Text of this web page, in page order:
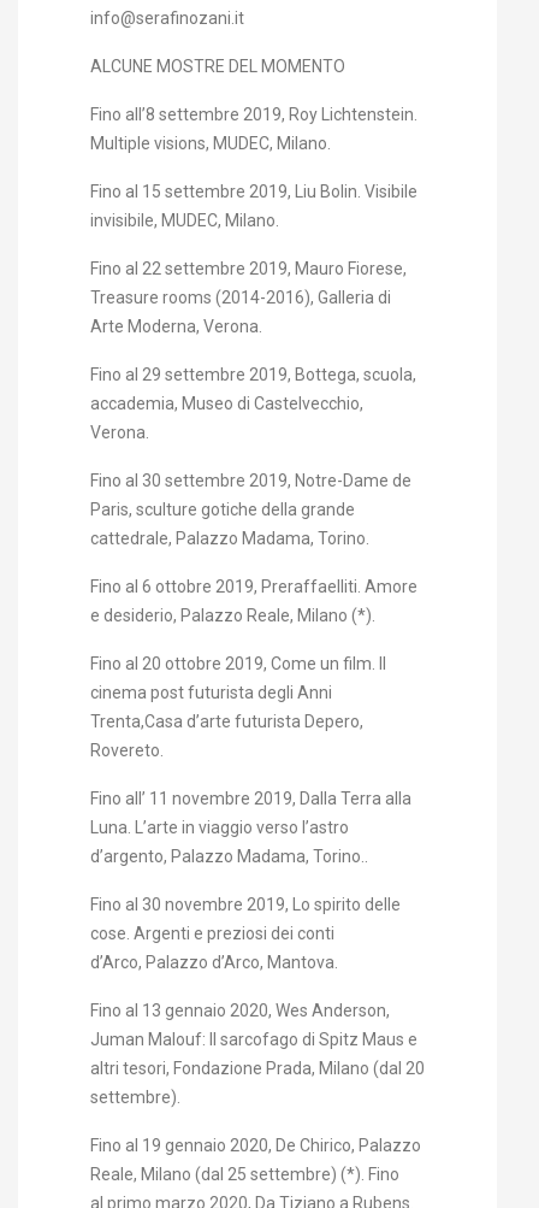
info@serafinozani.it
ALCUNE MOSTRE DEL MOMENTO
Fino all’8 settembre 2019, Roy Lichtenstein.
Multiple visions, MUDEC, Milano.
Fino al 15 settembre 2019, Liu Bolin. Visibile
invisibile, MUDEC, Milano.
Fino al 22 settembre 2019, Mauro Fiorese,
Treasure rooms (2014-2016), Galleria di
Arte Moderna, Verona.
Fino al 29 settembre 2019, Bottega, scuola,
accademia, Museo di Castelvecchio,
Verona.
Fino al 30 settembre 2019, Notre-Dame de
Paris, sculture gotiche della grande
cattedrale, Palazzo Madama, Torino.
Fino al 6 ottobre 2019, Preraffaelliti. Amore
e desiderio, Palazzo Reale, Milano (*).
Fino al 20 ottobre 2019, Come un film. Il
cinema post futurista degli Anni
Trenta,Casa d’arte futurista Depero,
Rovereto.
Fino all’ 11 novembre 2019, Dalla Terra alla
Luna. L’arte in viaggio verso l’astro
d’argento, Palazzo Madama, Torino..
Fino al 30 novembre 2019, Lo spirito delle
cose. Argenti e preziosi dei conti
d’Arco, Palazzo d’Arco, Mantova.
Fino al 13 gennaio 2020, Wes Anderson,
Juman Malouf: Il sarcofago di Spitz Maus e
altri tesori, Fondazione Prada, Milano (dal 20
settembre).
Fino al 19 gennaio 2020, De Chirico, Palazzo
Reale, Milano (dal 25 settembre) (*). Fino
al primo marzo 2020, Da Tiziano a Rubens.